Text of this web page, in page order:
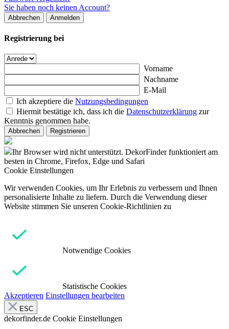
Sie haben noch keinen Account?
Abbrechen Anmelden
Registrierung bei
Vorname
Nachname
E-Mail
Ich akzeptiere die Nutzungsbedingungen
Hiermit bestätige ich, dass ich die Datenschutzerklärung zur
Kenntnis genommen habe.
Abbrechen Registrieren
Ihr Browser wird nicht unterstützt. DekorFinder funktioniert am
besten in Chrome, Firefox, Edge und Safari
Cookie Einstellungen
Wir verwenden Cookies, um Ihr Erlebnis zu verbessern und Ihnen
personalisierte Inhalte zu liefern. Durch die Verwendung dieser
Website stimmen Sie unseren Cookie-Richtlinien zu
Notwendige Cookies
Statistische Cookies
Akzeptieren Einstellungen bearbeiten
ESC
dekorfinder.de Cookie Einstellungen